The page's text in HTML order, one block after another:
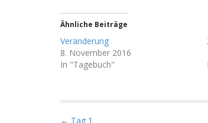
Ähnliche Beiträge
Veränderung
8. November 2016
In "Tagebuch"
← Tag 1